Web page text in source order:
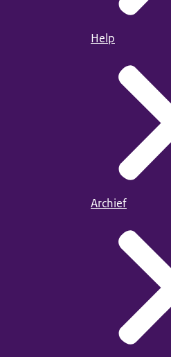
Help
Archief